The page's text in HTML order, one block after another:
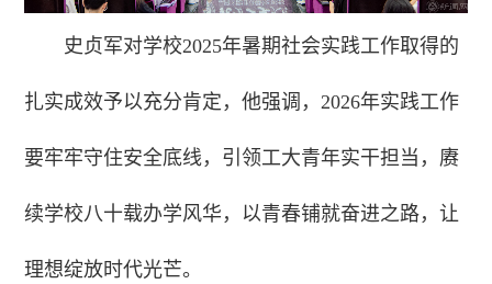
史贞军对学校2025年暑期社会实践工作取得的
扎实成效予以充分肯定，他强调，2026年实践工作
要牢牢守住安全底线，引领工大青年实干担当，赓
续学校八十载办学风华，以青春铺就奋进之路，让
理想绽放时代光芒。